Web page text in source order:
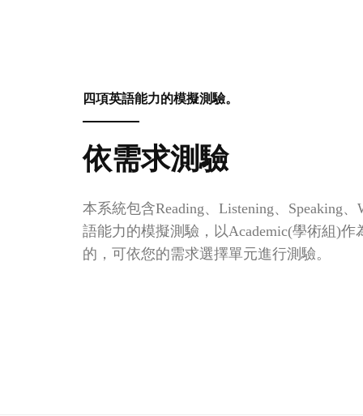
四項英語能力的模擬測驗。
依需求測驗
本系統包含Reading、Listening、Speaking
語能力的模擬測驗，以Academic(學術組)作
的，可依您的需求選擇單元進行測驗。